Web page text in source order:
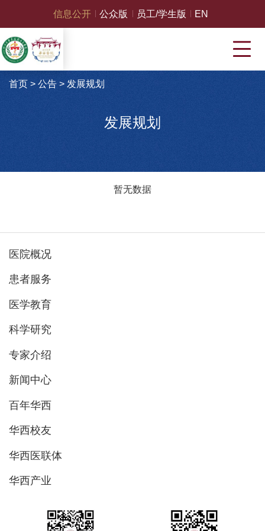
信息公开 公众版 员工/学生版 EN
首页 > 公告> 发展规划
发展规划
暂无数据
医院概况
患者服务
医学教育
科学研究
专家介绍
新闻中心
百年华西
华西校友
华西医联体
华西产业